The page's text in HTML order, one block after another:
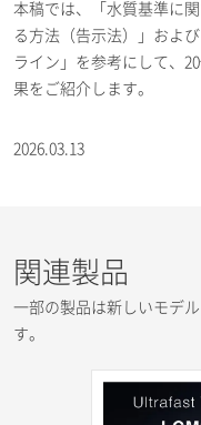
本稿では、「水質基準に
る方法（告示法）」およ
ライン」を参考にして、
果をご紹介します。
2026.03.13
関連製品
一部の製品は新しいモデ
す。